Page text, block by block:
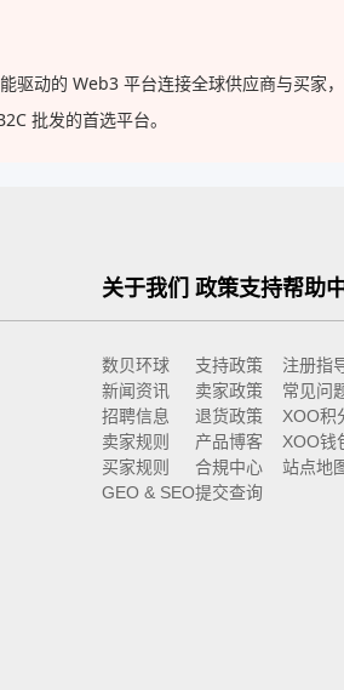
驱动的 Web3 平台连接全球供应商与买家
批发的首选平台。
关于我们
数贝环球
新闻资讯
招聘信息
卖家规则
买家规则
GEO & SEO
政策支持
支持政策
卖家政策
退货政策
产品博客
合規中心
提交查询
帮助
注册指
常见问
XOO积
XOO钱
站点地